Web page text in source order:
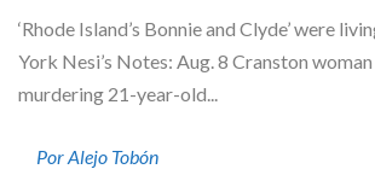
‘Rhode Island’s Bonnie and Clyde’ were
York Nesi’s Notes: Aug. 8 Cranston
murdering 21-year-old...
Por Alejo Tobón